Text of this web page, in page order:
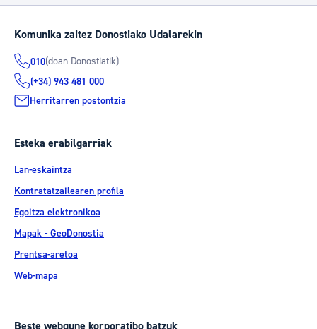
Komunika zaitez Donostiako Udalarekin
010(doan Donostiatik)
(+34) 943 481 000
Herritarren postontzia
Esteka erabilgarriak
Lan-eskaintza
Kontratatzailearen profila
Egoitza elektronikoa
Mapak - GeoDonostia
Prentsa-aretoa
Web-mapa
Beste webgune korporatibo batzuk